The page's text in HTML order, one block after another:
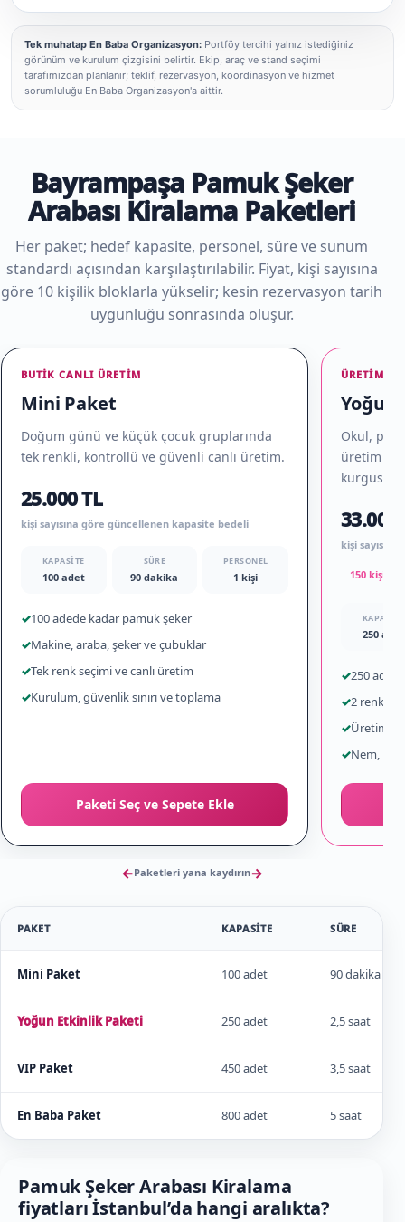
Tek muhatap En Baba Organizasyon: Portföy tercihi yalnız istediğiniz
görünüm ve kurulum çizgisini belirtir. Ekip, araç ve stand seçimi
tarafımızdan planlanır; teklif, rezervasyon, koordinasyon ve hizmet
sorumluluğu En Baba Organizasyon'a aittir.
Bayrampaşa Pamuk Şeker
Arabası Kiralama Paketleri
Her paket; hedef kapasite, personel, süre ve sunum
standardı açısından karşılaştırılabilir. Fiyat, kişi sayısına
göre 10 kişilik bloklarla yükselir; kesin rezervasyon tarih
uygunluğu sonrasında oluşur.
BUTIK CANLI ÜRETIM
Mini Paket
Doğum günü ve küçük çocuk gruplarında
tek renkli, kontrollü ve güvenli canlı üretim.
25.000 TL
kişi sayısına göre güncellenen kapasite bedeli
KAPASITE
100 adet
SÜRE
90 dakika
PERSONEL
1 kişi
✓100 adede kadar pamuk şeker
✓Makine, araba, şeker ve çubuklar
✓Tek renk seçimi ve canlı üretim
✓Kurulum, güvenlik sınırı ve toplama
Paketi Seç ve Sepete Ekle
ÜRETIM +
Yoğun
Okul,
üretim ile
kurgusu.
33.000
kişi
150 kişi
KAPASITE
250 adet
✓250
✓2 renk ve
✓Üretim
✓Nem,
←Paketleri yana kaydırın→
PAKET KAPASITE SÜRE
Mini Paket 100 adet 90 dakika
Yoğun Etkinlik Paketi 250 adet 2,5 saat
VIP Paket 450 adet 3,5 saat
En Baba Paket 800 adet 5 saat
Pamuk Şeker Arabası Kiralama
fiyatları İstanbul’da hangi aralıkta?